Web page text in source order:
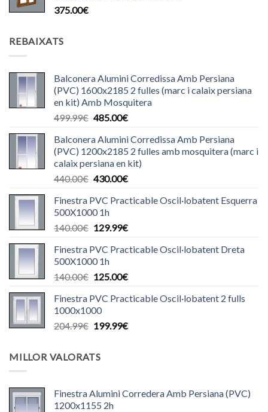
375.00€
REBAIXATS
Balconera Alumini Corredissa Amb Persiana
(PVC) 1600x2185 2 fulles (marc i calaix persiana
en kit) Amb Mosquitera
499.99€ El
original
era:
499.99€.
485.00€El
actual
és:
485.00€.
Balconera Alumini Corredissa Amb Persiana
(PVC) 1200x2185 2 fulles amb mosquitera (marc i
calaix persiana en kit)
440.00€ El
original
era:
440.00€.
430.00€El
actual
430.00€.
Finestra PVC Practicable Oscil·lobatent Esquerra
500X1000 1h
140.00€ El
original
era:
140.00€.
129.99€El
actual
129.99€.
Finestra PVC Practicable Oscil·lobatent Dreta
500X1000 1h
140.00€ El
original
era:
140.00€.
125.00€El
actual
125.00€.
Finestra PVC Practicable Oscil·lobatent 2 fulls
1000x1000
204.99€ El
era:
199.99€El
MILLOR VALORATS
Finestra Alumini Corredera Amb Persiana (PVC)
1200x1155 2h